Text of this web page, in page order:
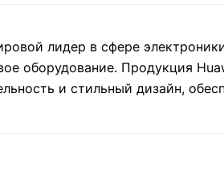
лидер в сфере
оборудование. Продукция
и стильный дизайн,